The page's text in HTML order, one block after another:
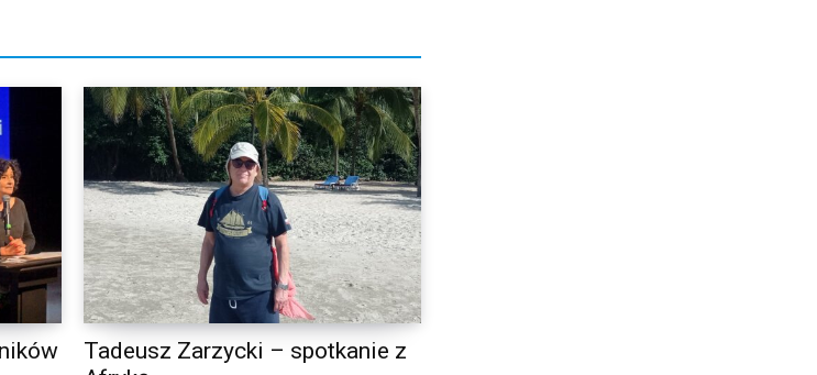
Tadeusz Zarzycki – spotkanie z